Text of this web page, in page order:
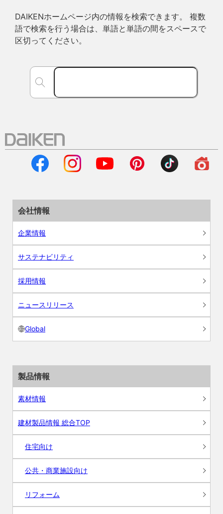
DAIKENホームページ内の情報を検索できます。 複数
語で検索を行う場合は、単語と単語の間をスペースで
区切ってください。
会社情報
企業情報
サステナビリティ
採用情報
ニュースリリース
Global
製品情報
素材情報
建材製品情報 総合TOP
住宅向け
公共・商業施設向け
リフォーム